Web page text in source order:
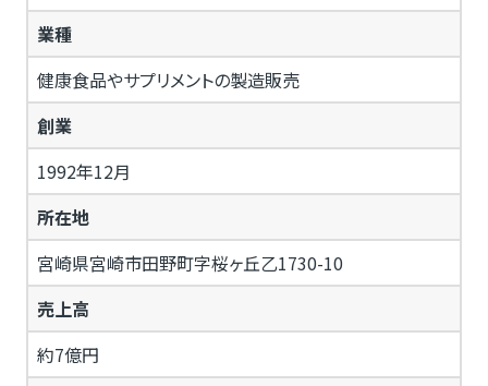
業種
健康食品やサプリメントの製造販売
創業
1992年12月
所在地
宮崎県宮崎市田野町字桜ヶ丘乙1730-10
売上高
約7億円